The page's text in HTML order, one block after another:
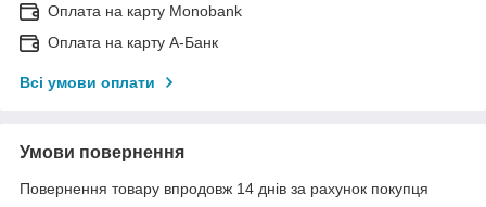
Оплата на карту Monobank
Оплата на карту А-Банк
Всі умови оплати
Умови повернення
Повернення товару впродовж 14 днів за рахунок покупця